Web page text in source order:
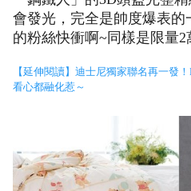
會發光，完全是帥度爆表的
的粉絲快衝啊~同樣是限量2
【延伸閱讀】迪士尼獨家聯名再一發
看心都融化惹～